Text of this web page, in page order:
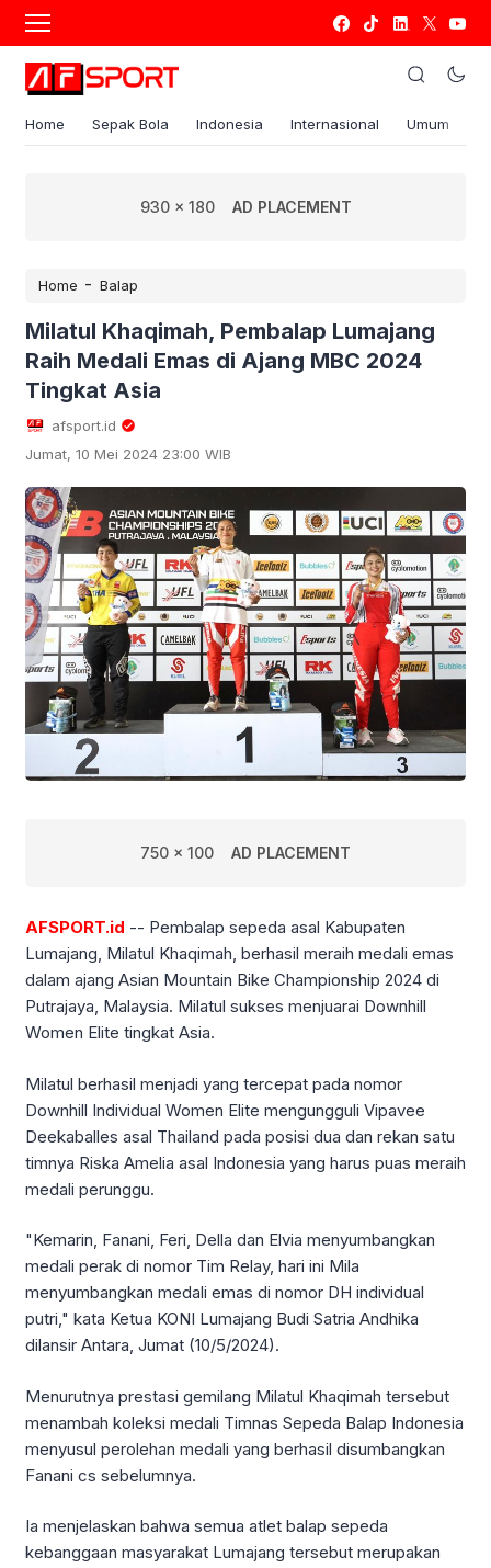
Home Sepak Bola Indonesia Internasional Umum
930 x 180 AD PLACEMENT
Home - Balap
Milatul Khaqimah, Pembalap Lumajang
Raih Medali Emas di Ajang MBC 2024
Tingkat Asia
afsport.id
Jumat, 10 Mei 2024 23:00 WIB
750 x 100 AD PLACEMENT
AFSPORT.id -- Pembalap sepeda asal Kabupaten
Lumajang, Milatul Khaqimah, berhasil meraih medali emas
dalam ajang Asian Mountain Bike Championship 2024 di
Putrajaya, Malaysia. Milatul sukses menjuarai Downhill
Women Elite tingkat Asia.
Milatul berhasil menjadi yang tercepat pada nomor
Downhill Individual Women Elite mengungguli Vipavee
Deekaballes asal Thailand pada posisi dua dan rekan satu
timnya Riska Amelia asal Indonesia yang harus puas meraih
medali perunggu.
"Kemarin, Fanani, Feri, Della dan Elvia menyumbangkan
medali perak di nomor Tim Relay, hari ini Mila
menyumbangkan medali emas di nomor DH individual
putri," kata Ketua KONI Lumajang Budi Satria Andhika
dilansir Antara, Jumat (10/5/2024).
Menurutnya prestasi gemilang Milatul Khaqimah tersebut
menambah koleksi medali Timnas Sepeda Balap Indonesia
menyusul perolehan medali yang berhasil disumbangkan
Fanani cs sebelumnya.
Ia menjelaskan bahwa semua atlet balap sepeda
kebanggaan masyarakat Lumajang tersebut merupakan